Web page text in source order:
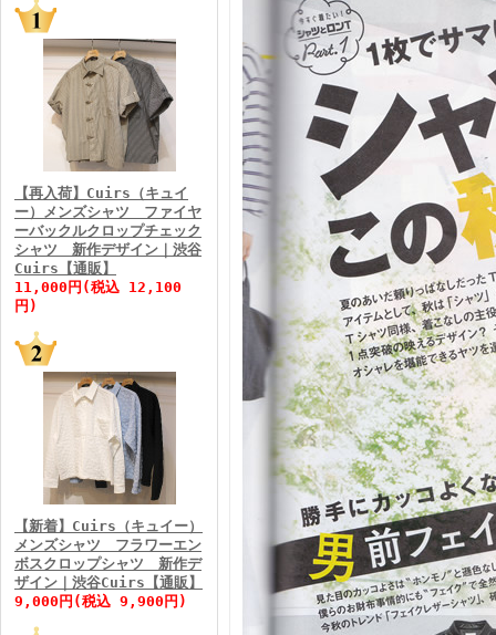
FINEBOYS2026年6月号
FINEBOYS2026年5月号
FINEBOYS2026年4月号
【再入荷】Cuirs（キュイ
ー）メンズシャツ ファイヤ
ーバックルクロップチェック
シャツ 新作デザイン｜渋谷
Cuirs【通販】
11,000円(税込 12,100
円)
【新着】Cuirs（キュイー）
メンズシャツ フラワーエン
ボスクロップシャツ 新作デ
ザイン｜渋谷Cuirs【通販】
9,000円(税込 9,900円)